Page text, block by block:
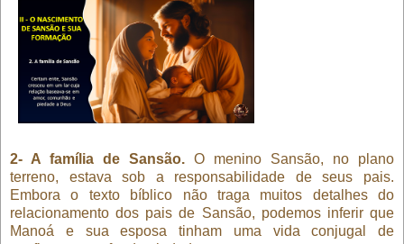
2- A família de Sansão. O menino Sansão, no plano
terreno, estava sob a responsabilidade de seus pais.
Embora o texto bíblico não traga muitos detalhes do
relacionamento dos pais de Sansão, podemos inferir que
Manoá e sua esposa tinham uma vida conjugal de